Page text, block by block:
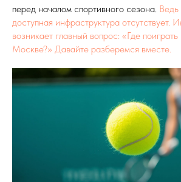
перед началом спортивного сезона. Ведь
доступная инфраструктура отсутствует.
возникает главный вопрос: «Где
Москве?» Давайте разберемся вместе.